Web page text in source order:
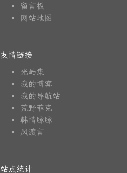
留言板
网站地图
友情链接
光屿集
我的博客
我的导航站
荒野菲克
韩情脉脉
风渡言
站点统计